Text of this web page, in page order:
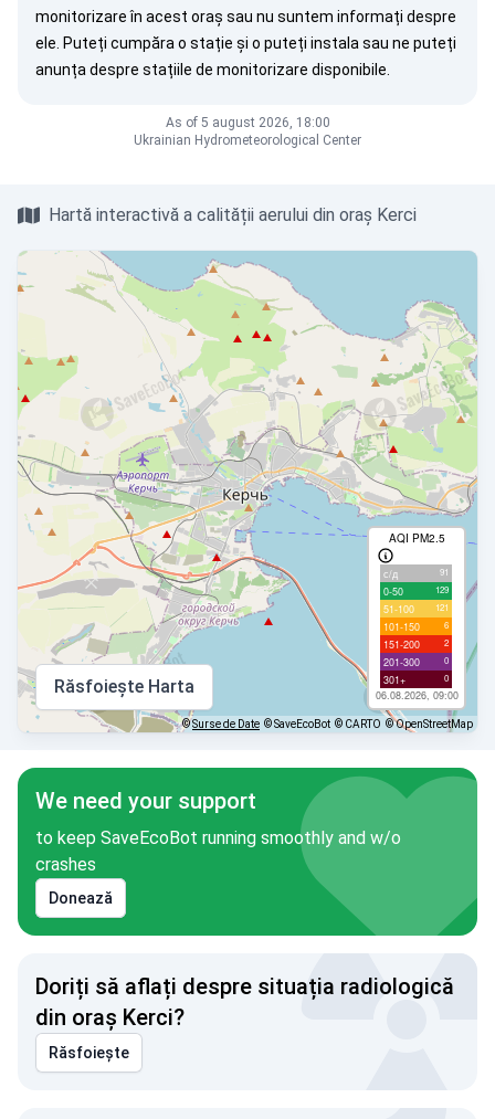
monitorizare în acest oraș sau nu suntem informați despre
ele. Puteți cumpăra o stație și o puteți instala sau ne puteți
anunța despre stațiile de monitorizare disponibile.
As of 5 august 2026, 18:00
Ukrainian Hydrometeorological Center
Hartă interactivă a calității aerului din oraș Kerci
AQI PM2.5
с/д 91
0-50 129
51-100 121
101-150 6
151-200 2
201-300 0
301+ 0
06.08.2026, 09:00
Răsfoiește Harta
©Surse de Date © SaveEcoBot © CARTO © OpenStreetMap
We need your support
to keep SaveEcoBot running smoothly and w/o
crashes
Donează
Doriți să aflați despre situația radiologică
din oraș Kerci?
Răsfoiește